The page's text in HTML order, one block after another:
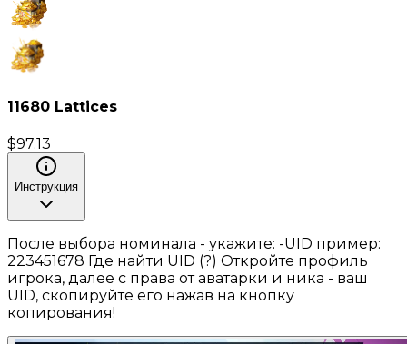
11680 Lattices
$97.13
Инструкция
После выбора номинала - укажите: -UID пример:
223451678 Где найти UID (?) Откройте профиль
игрока, далее с права от аватарки и ника - ваш
UID, скопируйте его нажав на кнопку
копирования!